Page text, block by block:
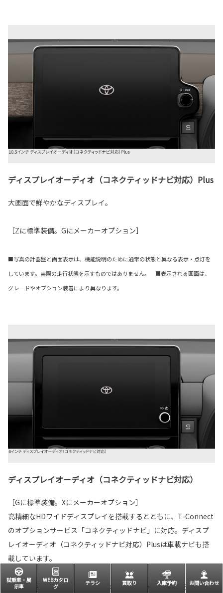
ディスプレイオーディオ（コネクティッドナビ対応）Plus
大画面で鮮やかなディスプレイ。
［Zに標準装備。Gにメーカーオプション］
■写真の計器盤と画面表示は、機能説明のために通常の状態と異なる表示・点灯を
しています。実際の走行状態を示すものではありません。 ■表示される画面は、
グレードやオプション装着により異なります。
ディスプレイオーディオ（コネクティッドナビ対応）
［Gに標準装備。Xにメーカーオプション］
高精細なHDワイドディスプレイを搭載するとともに、T-Connect
のオプションサービス「コネクティッドナビ」に対応。ディスプ
レイオーディオ（コネクティッドナビ対応）Plusは車載ナビも搭
載しています。
■写真の計器盤と画面表示は、機能説明のために通常の状態と異なる表示・点灯を
試乗車・展
示車
WEBカタロ
グ
チラシ 買取り 入庫予約 お問い合わせ